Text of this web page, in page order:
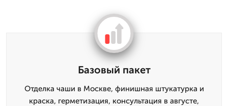
Базовый пакет
Отделка чаши в Москве, финишная штукатурка и
краска, герметизация, консультация в августе,